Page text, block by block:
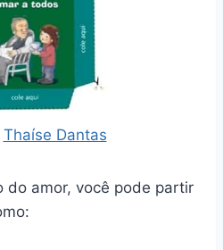
Thaíse Dantas
do amor, você pode partir